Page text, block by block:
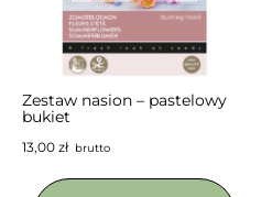
Zestaw nasion – pastelowy
bukiet
13,00 złbrutto